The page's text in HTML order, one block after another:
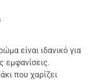
είναι ιδανικό για
εμφανίσεις.
που χαρίζει